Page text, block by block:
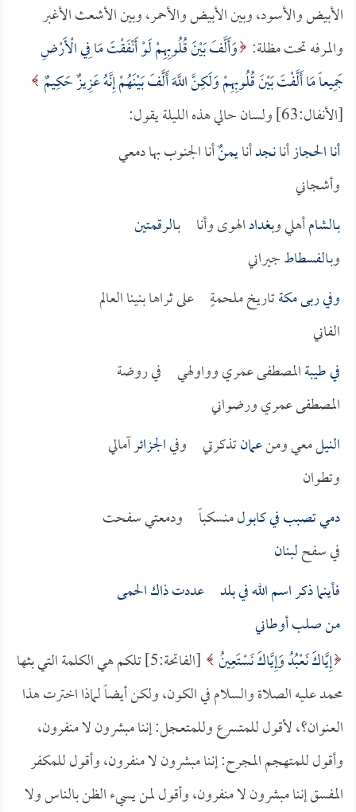
الأبيض والأسود، وبين الأبيض والأحمر، وبين الأشعث الأغبر
والمرفه تحت مظلة: وَأَلَّفَ بَيْنَ قُلُوبِهِمْ لَوْ أَنْفَقْتَ مَا فِي الْأَرْضِ
جَمِيعاً مَا أَلَّفْتَ بَيْنَ قُلُوبِهِمْ وَلَكِنَّ اللَّهَ أَلَّفَ بَيْنَهُمْ إِنَّهُ عَزِيزٌ حَكِيمٌ
[الأنفال:63] ولسان حالي هذه الليلة يقول:
أناالحجازأنانجدأنايمنٌأنا الجنوب بها دمعي
وأشجاني
بـالشامأهلي وبغدادالهوى وأنا بـالرقمتين
وبـالفسطاطجيراني
وفي ربىمكةتاريخ ملحمةٍ على ثراها بنينا العالم
الفاني
فيطيبةالمصطفى عمري وواولهي في روضة
المصطفى عمري ورضواني
النيلمعي ومنعمانتذكرتي وفيالجزائرآمالي
وتطوان
دمي تصبب فيكابولمنسكباً ودمعتي سفحت
في سفحلبنان
فأينما ذكر اسم الله في بلد عددت ذاك الحمى
من صلب أوطاني
إِيَّاكَ نَعْبُدُ وَإِيَّاكَ نَسْتَعِينُ
[الفاتحة:5] تلكم هي الكلمة التي بثها
محمد عليه الصلاة والسلام في الكون، ولكن أيضاً لماذا اخترت هذا
العنوان؟، لأقول للمتسرع وللمتعجل: إننا مبشرون لا منفرون،
وأقول للمتهجم المجرح: إننا مبشرون لا منفرون، وأقول للمكفر
المفسق إننا مبشرون لا منفرون، وأقول لمن يسيء الظن بالناس ولا